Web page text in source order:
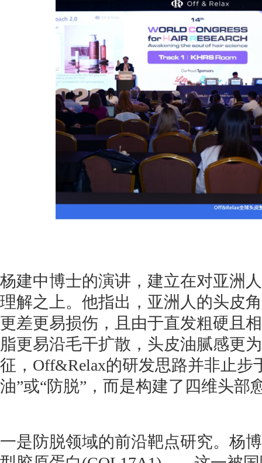
杨建中博士的演讲，建立在对亚洲
理解之上。他指出，亚洲人的头皮
更差更易损伤，且由于直发粗硬且
脂更易沿毛干扩散，头皮油腻感更
征，Off&Relax的研发思路并非止步
油”或“防脱”，而是构建了四维头部
一是防脱领域的前沿靶点研究。杨